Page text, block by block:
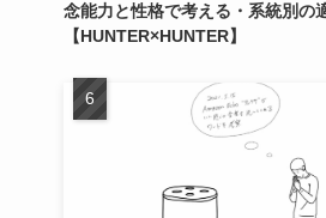
念能力と性格で考える・系統別の
【HUNTER×HUNTER】